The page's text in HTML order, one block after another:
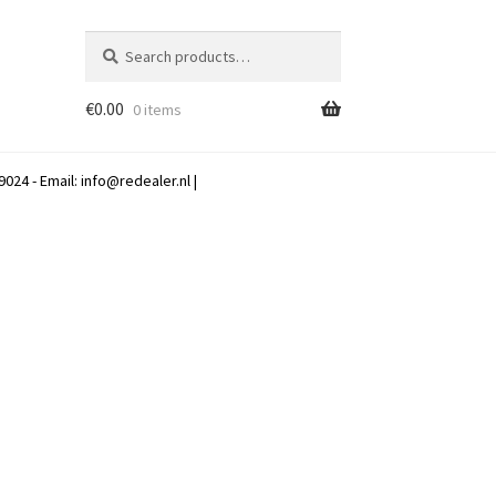
for:
€0.00 0 items
- Email: info@redealer.nl|